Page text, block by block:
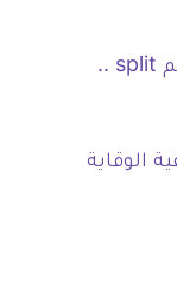
اضطراب تعدد الشخصيات .. فيلم split ..
الوقاية